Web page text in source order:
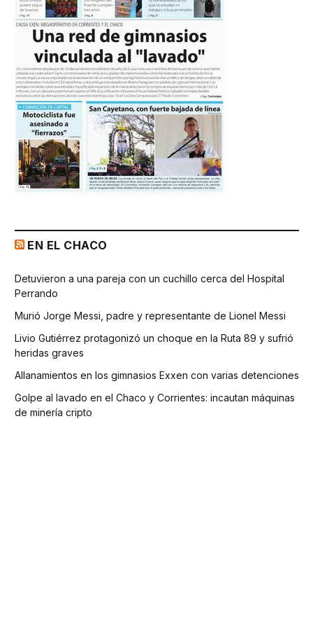
EN EL CHACO
Detuvieron a una pareja con un cuchillo cerca del Hospital
Perrando
Murió Jorge Messi, padre y representante de Lionel Messi
Livio Gutiérrez protagonizó un choque en la Ruta 89 y sufrió
heridas graves
Allanamientos en los gimnasios Exxen con varias detenciones
Golpe al lavado en el Chaco y Corrientes: incautan máquinas
de minería cripto